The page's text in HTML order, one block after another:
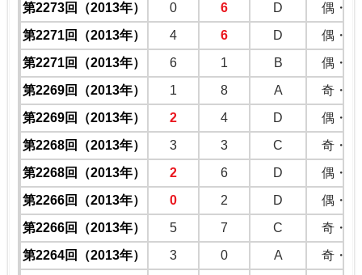
第2273回（2013年）
0 6 D
偶・偶
第2271回（2013年）
4 6 D
偶・偶
第2271回（2013年）
6 1 B
偶・奇
第2269回（2013年）
1 8 A
奇・偶
第2269回（2013年）
2 4 D
偶・偶
第2268回（2013年）
3 3 C
奇・奇
第2268回（2013年）
2 6 D
偶・偶
第2266回（2013年）
0 2 D
偶・偶
第2266回（2013年）
5 7 C
奇・奇
第2264回（2013年）
3 0 A
奇・偶